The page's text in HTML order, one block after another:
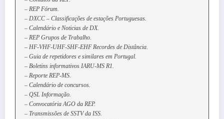
– REP Fórum.
– DXCC – Classificações de estações Portuguesas.
– Calendário e Noticias de DX.
– REP Grupos de Trabalho.
– HF-VHF-UHF-SHF-EHF Recordes de Distância.
– Guia de repetidores e similares em Portugal.
– Boletins informativos IARU-MS R1.
– Reporte REP-MS.
– Calendário de concursos.
– QSL Informação.
– Convocatória AGO da REP.
– Transmissões de SSTV da ISS.